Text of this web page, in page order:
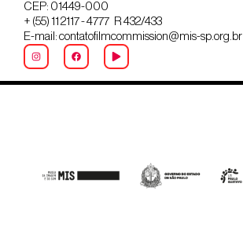
CEP: 01449-000
+ (55) 11 2117 - 4777 R 432/433
E-mail: contatofilmcommission@mis-sp.org.br